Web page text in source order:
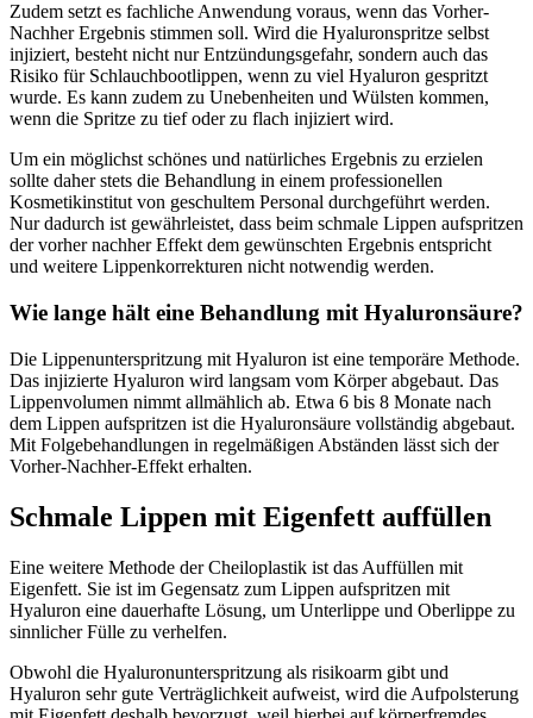
Zudem setzt es fachliche Anwendung voraus, wenn das Vorher-
Nachher Ergebnis stimmen soll. Wird die Hyaluronspritze selbst
injiziert, besteht nicht nur Entzündungsgefahr, sondern auch das
Risiko für Schlauchbootlippen, wenn zu viel Hyaluron gespritzt
wurde. Es kann zudem zu Unebenheiten und Wülsten kommen,
wenn die Spritze zu tief oder zu flach injiziert wird.
Um ein möglichst schönes und natürliches Ergebnis zu erzielen
sollte daher stets die Behandlung in einem professionellen
Kosmetikinstitut von geschultem Personal durchgeführt werden.
Nur dadurch ist gewährleistet, dass beim schmale Lippen aufspritzen
der vorher nachher Effekt dem gewünschten Ergebnis entspricht
und weitere Lippenkorrekturen nicht notwendig werden.
Wie lange hält eine Behandlung mit Hyaluronsäure?
Die Lippenunterspritzung mit Hyaluron ist eine temporäre Methode.
Das injizierte Hyaluron wird langsam vom Körper abgebaut. Das
Lippenvolumen nimmt allmählich ab. Etwa 6 bis 8 Monate nach
dem Lippen aufspritzen ist die Hyaluronsäure vollständig abgebaut.
Mit Folgebehandlungen in regelmäßigen Abständen lässt sich der
Vorher-Nachher-Effekt erhalten.
Schmale Lippen mit Eigenfett auffüllen
Eine weitere Methode der Cheiloplastik ist das Auffüllen mit
Eigenfett. Sie ist im Gegensatz zum Lippen aufspritzen mit
Hyaluron eine dauerhafte Lösung, um Unterlippe und Oberlippe zu
sinnlicher Fülle zu verhelfen.
Obwohl die Hyaluronunterspritzung als risikoarm gibt und
Hyaluron sehr gute Verträglichkeit aufweist, wird die Aufpolsterung